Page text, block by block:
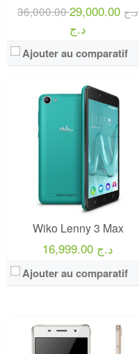
36,000.00 د.ج 29,000.00
د.ج
Ajouter au comparatif
Wiko Lenny 3 Max
16,999.00 د.ج
Ajouter au comparatif